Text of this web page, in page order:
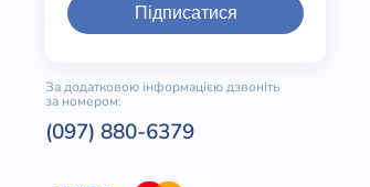
Підписатися
За додатковою інформацією дзвоніть
за номером:
(097) 880-6379